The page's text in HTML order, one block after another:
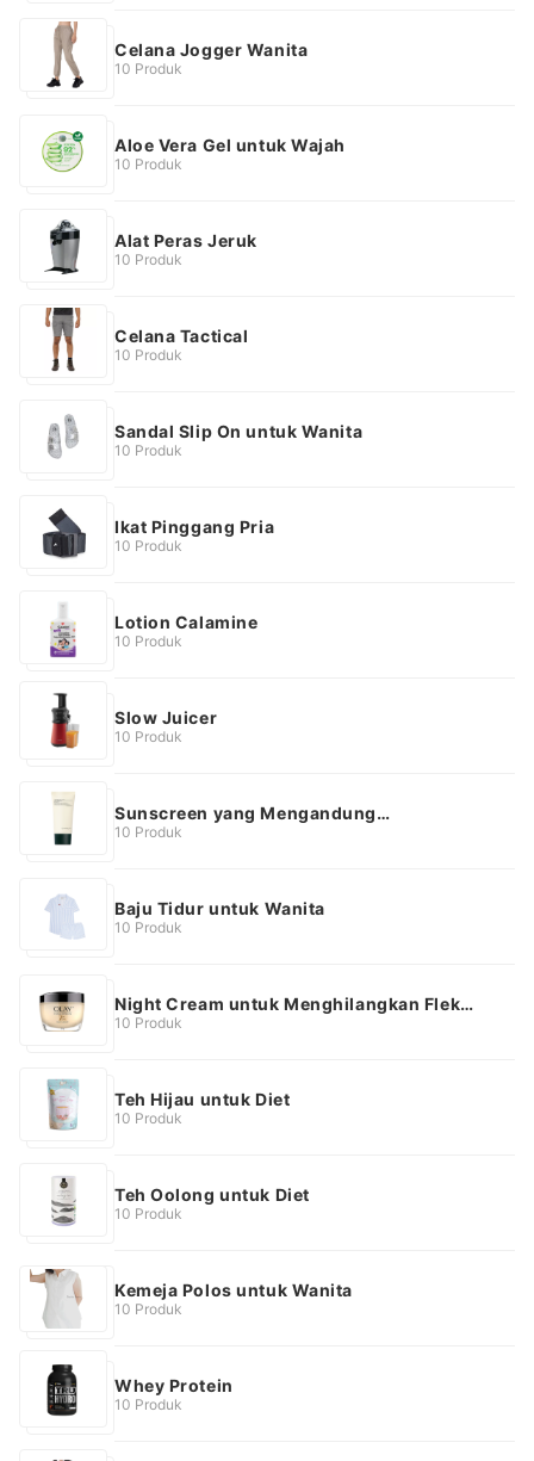
Celana Jogger Wanita
10 Produk
Aloe Vera Gel untuk Wajah
10 Produk
Alat Peras Jeruk
10 Produk
Celana Tactical
10 Produk
Sandal Slip On untuk Wanita
10 Produk
Ikat Pinggang Pria
10 Produk
Lotion Calamine
10 Produk
Slow Juicer
10 Produk
Sunscreen yang Mengandung
Niacinamide
10 Produk
Baju Tidur untuk Wanita
10 Produk
Night Cream untuk Menghilangkan Flek
Hitam
10 Produk
Teh Hijau untuk Diet
10 Produk
Teh Oolong untuk Diet
10 Produk
Kemeja Polos untuk Wanita
10 Produk
Whey Protein
10 Produk